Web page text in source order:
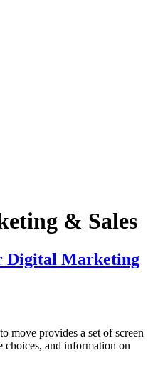
& Sales
Digital Marketing
move provides a set of screen
choices, and information on